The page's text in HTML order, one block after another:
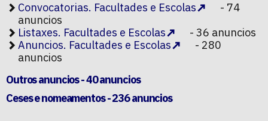
Convocatorias. Facultades e Escolas
- 74
anuncios
Listaxes. Facultades e Escolas
- 36 anuncios
Anuncios. Facultades e Escolas
- 280
anuncios
Outros anuncios- 40 anuncios
Ceses e nomeamentos- 236 anuncios